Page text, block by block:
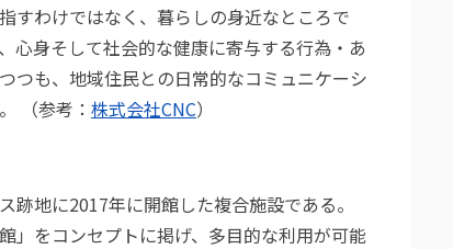
すわけではなく、暮らしの身近なところで
心身そして社会的な健康に寄与する行為・あ
つも、地域住民との日常的なコミュニケーシ
（参考： 株式会社CNC）
地に2017年に開館した複合施設である。
」をコンセプトに掲げ、多目的な利用が可能